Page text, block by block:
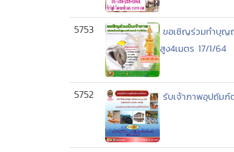
5753
ขอเชิญร่วมทำบุญ
สูง4เมตร 17/1/64
5752 รับเจ้าภาพอุปถัมภ์